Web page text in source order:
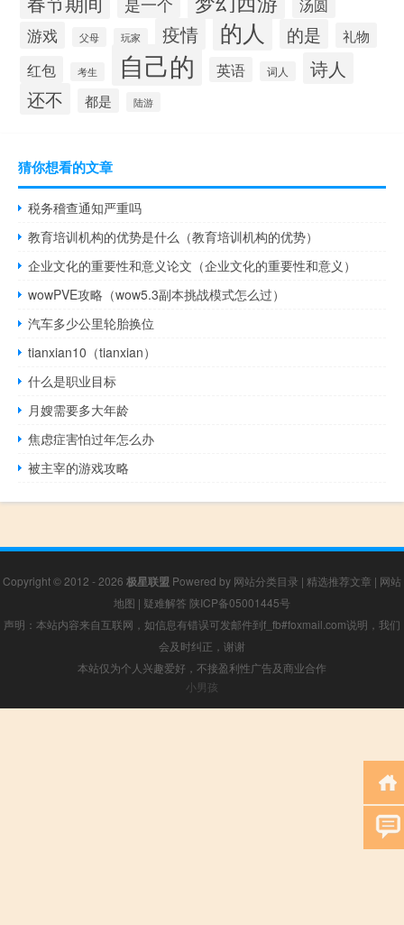
游戏
父母 玩家 疫情 的人 的是 礼物
红包 考生 自己的 英语 词人
诗人
还不
都是 陆游
猜你想看的文章
税务稽查通知严重吗
教育培训机构的优势是什么（教育培训机构的优势）
企业文化的重要性和意义论文（企业文化的重要性和意义）
wowPVE攻略（wow5.3副本挑战模式怎么过）
汽车多少公里轮胎换位
tianxian10（tianxian）
什么是职业目标
月嫂需要多大年龄
焦虑症害怕过年怎么办
被主宰的游戏攻略
Copyright © 2012 - 2026 极星联盟 Powered by 网站分类目录 | 精选推荐文章 | 网站
地图 | 疑难解答 陕ICP备05001445号
声明：本站内容来自互联网，如信息有错误可发邮件到f_fb#foxmail.com说明，我们
会及时纠正，谢谢
本站仅为个人兴趣爱好，不接盈利性广告及商业合作
小男孩